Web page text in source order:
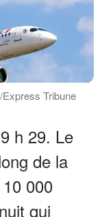
Tribune
h 29. Le
de la
000
qui